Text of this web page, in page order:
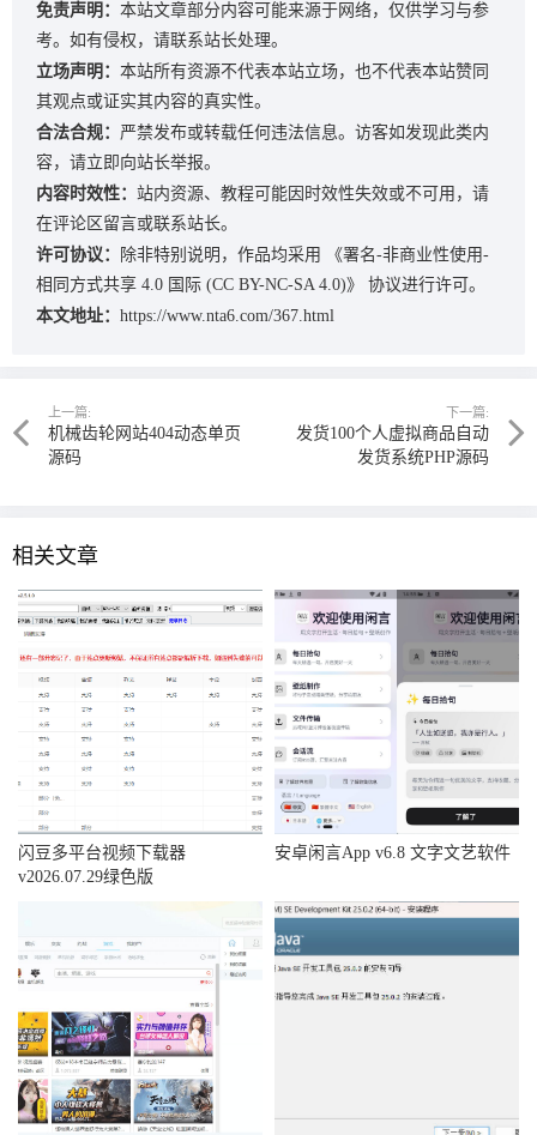
免责声明： 本站文章部分内容可能来源于网络，仅供学习与参
考。如有侵权，请联系站长处理。
立场声明： 本站所有资源不代表本站立场，也不代表本站赞同
其观点或证实其内容的真实性。
合法合规： 严禁发布或转载任何违法信息。访客如发现此类内
容，请立即向站长举报。
内容时效性： 站内资源、教程可能因时效性失效或不可用，请
在评论区留言或联系站长。
许可协议：
除非特别说明，作品均采用
《署名-非商业性使用-
相同方式共享 4.0 国际 (CC BY-NC-SA 4.0)》
协议进行许可。
本文地址： https://www.nta6.com/367.html
上一篇:
机械齿轮网站404动态单页
源码
下一篇:
发货100个人虚拟商品自动
发货系统PHP源码
相关文章
闪豆多平台视频下载器
v2026.07.29绿色版
安卓闲言App v6.8 文字文艺软件